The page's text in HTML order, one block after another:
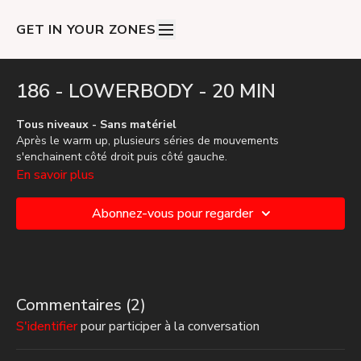
GET IN YOUR ZONES
186 - LOWERBODY - 20 MIN
Tous niveaux - Sans matériel
Après le warm up, plusieurs séries de mouvements
s'enchainent côté droit puis côté gauche.
Ready for the burn ? 🔥🍑
En savoir plus
Abonnez-vous pour regarder
Commentaires (2)
S'identifierpour participer à la conversation